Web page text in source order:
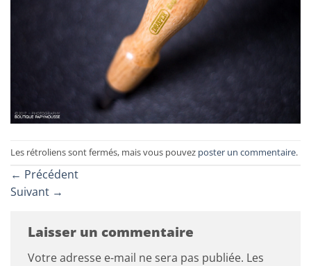
Les rétroliens sont fermés, mais vous pouvez poster un commentaire.
← Précédent
Suivant →
Laisser un commentaire
Votre adresse e-mail ne sera pas publiée. Les